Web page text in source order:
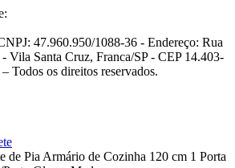
47.960.950/1088-36 - Endereço: Rua
Vila Santa Cruz, Franca/SP - CEP 14.403-
Todos os direitos reservados.
de Pia Armário de Cozinha 120 cm 1 Porta